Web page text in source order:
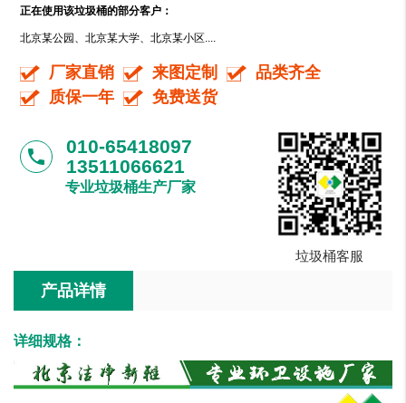
正在使用该垃圾桶的部分客户：
北京某公园、北京某大学、北京某小区....
厂家直销 来图定制
品类齐全
质保一年
免费送货
phone
010-65418097
13511066621
专业垃圾桶生产厂家
垃圾桶客服
产品详情
详细规格：